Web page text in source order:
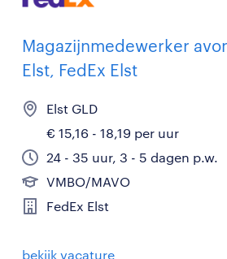
Magazijnmedewerker
Elst, FedEx Elst
Elst GLD
€ 15,16 - 18,19 per uur
24 - 35 uur, 3 - 5 dagen p.w.
VMBO/MAVO
FedEx Elst
bekijk vacature